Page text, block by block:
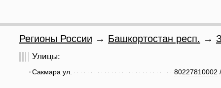
Регионы России → Башкортостан респ. →
Улицы:
80227810002
Сакмара ул.